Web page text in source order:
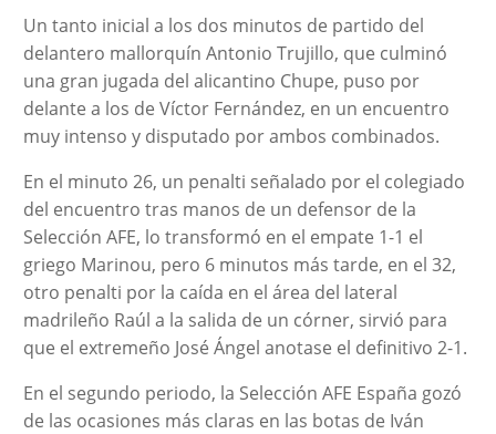
Un tanto inicial a los dos minutos de partido del
delantero mallorquín Antonio Trujillo, que culminó
una gran jugada del alicantino Chupe, puso por
delante a los de Víctor Fernández, en un encuentro
muy intenso y disputado por ambos combinados.
En el minuto 26, un penalti señalado por el colegiado
del encuentro tras manos de un defensor de la
Selección AFE, lo transformó en el empate 1-1 el
griego Marinou, pero 6 minutos más tarde, en el 32,
otro penalti por la caída en el área del lateral
madrileño Raúl a la salida de un córner, sirvió para
que el extremeño José Ángel anotase el definitivo 2-1.
En el segundo periodo, la Selección AFE España gozó
de las ocasiones más claras en las botas de Iván